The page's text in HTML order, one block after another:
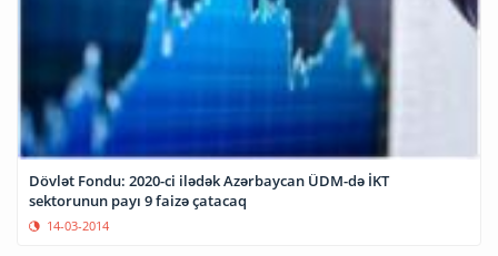
Dövlət Fondu: 2020-ci ilədək Azərbaycan ÜDM-də İKT
sektorunun payı 9 faizə çatacaq
14-03-2014